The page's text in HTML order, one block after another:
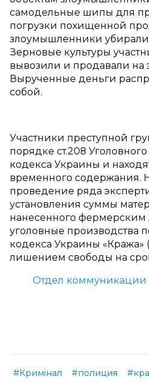
самодельные шипы для
погрузки похищенной
злоумышленники
Зерновые культуры
вывозили и продавали на
Вырученные деньги
собой.
Участники преступной
порядке ст.208
кодекса Украины и
временного содержания.
проведение ряда
установления суммы
нанесенного фермерским
уголовные производства
кодекса Украины «Кража»
лишением свободы на
Отдел коммуникации
#Кримінал #полиция